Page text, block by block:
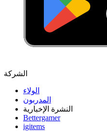
الشركة
الولاء
المدربون
النشرة الإخبارية
Bettergamer
igitems